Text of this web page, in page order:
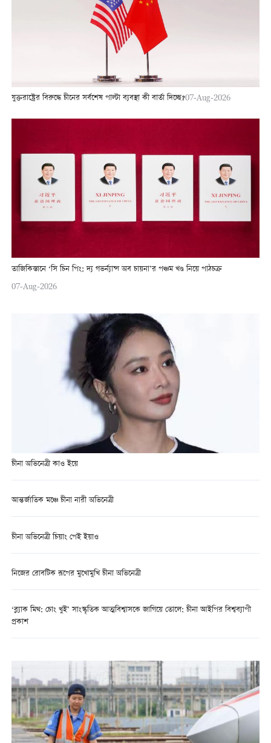
যুক্তরাষ্ট্রের বিরুদ্ধে চীনের সর্বশেষ পাল্টা ব্যবস্থা কী বার্তা দিচ্ছে?07-Aug-2026
তাজিকিস্তানে ‘সি চিন পিং: দ্য গভর্ন্যান্স অব চায়না’র পঞ্চম খণ্ড নিয়ে পাঠচক্র
07-Aug-2026
চীনা অভিনেত্রী কাও ইয়ে
আন্তর্জাতিক মঞ্চে চীনা নারী অভিনেত্রী
চীনা অভিনেত্রী চিয়াং পেই ইয়াও
নিজের রোবটিক রূপের মুখোমুখি চীনা অভিনেত্রী
‘ব্ল্যাক মিথ: চোং খুই’ সাংস্কৃতিক আত্মবিশ্বাসকে জাগিয়ে তোলে: চীনা আইপির বিশ্বব্যাপী
প্রকাশ